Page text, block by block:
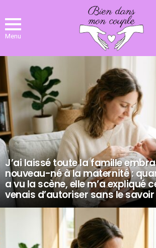
Menu
NOS
DERNIERS
ARTICLES
J’ai laissé toute la famille
nouveau-né à la maternité :
a vu la scène, elle m’a expliqué
venais d’autoriser sans le savoir